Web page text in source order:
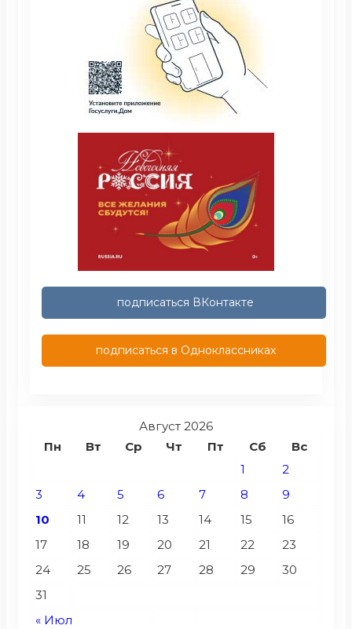
подписаться ВКонтакте
подписаться в Одноклассниках
Август 2026
Пн
Вт Ср Чт Пт Сб Вс
« Июл
1
2
3
4 5 6 7 8
9
10
11 12 13 14 15
16
17
18 19 20 21 22
23
24
25 26 27 28 29
30
31